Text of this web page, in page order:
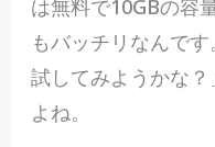
は無料で10GBの容
もバッチリなんで
試してみようかな
よね。